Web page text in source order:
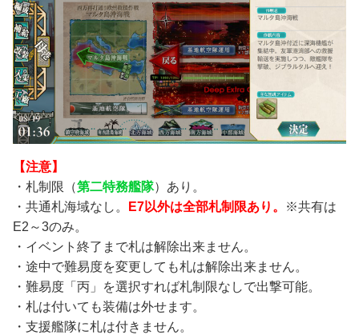
【注意】
・札制限（第二特務艦隊）あり。
・共通札海域なし。
E7以外は全部札制限あり。
※共有は
E2～3のみ。
・イベント終了まで札は解除出来ません。
・途中で難易度を変更しても札は解除出来ません。
・難易度「丙」を選択すれば札制限なしで出撃可能。
・札は付いても装備は外せます。
・支援艦隊に札は付きません。